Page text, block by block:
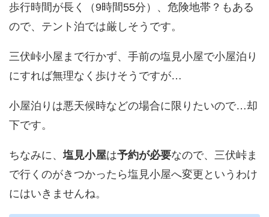
歩行時間が長く（9時間55分）、危険地帯？もある
ので、テント泊では厳しそうです。
三伏峠小屋まで行かず、手前の塩見小屋で小屋泊り
にすれば無理なく歩けそうですが…
小屋泊りは悪天候時などの場合に限りたいので…却
下です。
ちなみに、塩見小屋は予約が必要なので、三伏峠ま
で行くのがきつかったら塩見小屋へ変更というわけ
にはいきませんね。